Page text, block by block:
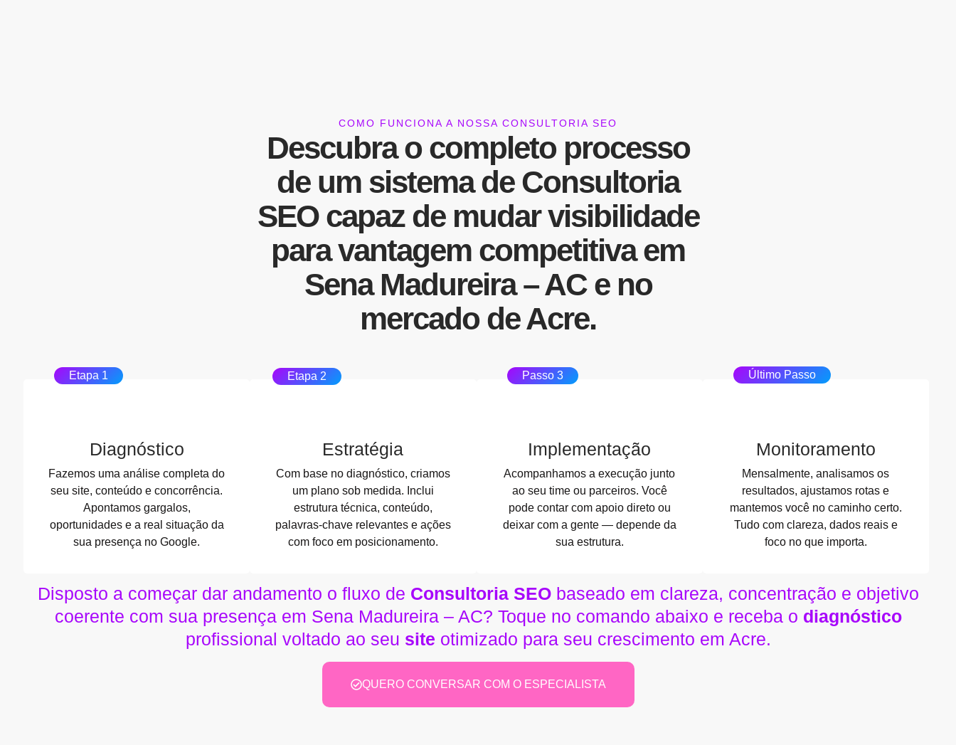
COMO FUNCIONA A NOSSA CONSULTORIA SEO
Descubra o completo processo
de um sistema de Consultoria
SEOcapaz de mudarvisibilidade
paravantagem competitivaem
Sena Madureira – AC e no
mercado de Acre.
Etapa 1
Diagnóstico
Fazemos uma análise completa do
seu site, conteúdo e concorrência.
Apontamos gargalos,
oportunidades e a real situação da
sua presença no Google.
Etapa 2
Estratégia
Com base no diagnóstico, criamos
um plano sob medida. Inclui
estrutura técnica, conteúdo,
palavras-chave relevantes e ações
com foco em posicionamento.
Passo 3
Implementação
Acompanhamos a execução junto
ao seu time ou parceiros. Você
pode contar com apoio direto ou
deixar com a gente — depende da
sua estrutura.
Último Passo
Monitoramento
Mensalmente, analisamos os
resultados, ajustamos rotas e
mantemos você no caminho certo.
Tudo com clareza, dados reais e
foco no que importa.
Disposto a começar dar andamento o fluxo de Consultoria SEObaseado em clareza, concentração e objetivo
coerente com sua presença em Sena Madureira – AC? Toque no comando abaixo e receba o diagnóstico
profissional voltado ao seu site otimizado para seu crescimento em Acre.
QUERO CONVERSAR COM O ESPECIALISTA